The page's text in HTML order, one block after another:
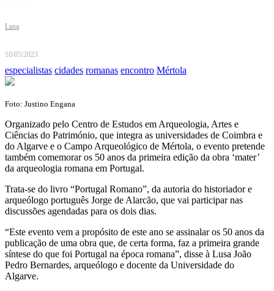
Lusa
10/05/2023
especialistas cidades romanas encontro Mértola
Foto: Justino Engana
Organizado pelo Centro de Estudos em Arqueologia, Artes e
Ciências do Património, que integra as universidades de Coimbra e
do Algarve e o Campo Arqueológico de Mértola, o evento pretende
também comemorar os 50 anos da primeira edição da obra ‘mater’
da arqueologia romana em Portugal.
Trata-se do livro “Portugal Romano”, da autoria do historiador e
arqueólogo português Jorge de Alarcão, que vai participar nas
discussões agendadas para os dois dias.
“Este evento vem a propósito de este ano se assinalar os 50 anos da
publicação de uma obra que, de certa forma, faz a primeira grande
síntese do que foi Portugal na época romana”, disse à Lusa João
Pedro Bernardes, arqueólogo e docente da Universidade do
Algarve.